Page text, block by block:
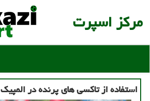
مركز اسپرت
استفاده از تاکسی های پرنده در المپیک 2024 پاریس